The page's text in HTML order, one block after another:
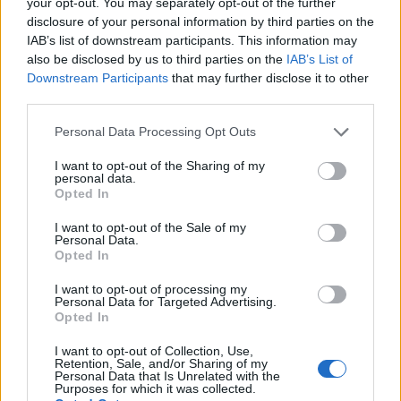
disclosure of your personal information by third parties on the
IAB’s list of downstream participants. This information may
also be disclosed by us to third parties on the IAB’s List of
Downstream Participants that may further disclose it to other
Personal Data Processing Opt Outs
I want to opt-out of the Sharing of my
personal data.
Opted In
I want to opt-out of the Sale of my
Personal Data.
Opted In
I want to opt-out of processing my
Personal Data for Targeted Advertising.
Opted In
I want to opt-out of Collection, Use,
Retention, Sale, and/or Sharing of my
Personal Data that Is Unrelated with the
Purposes for which it was collected.
Comentari:
Deseu el meu nom, el correu electrònic i el lloc web en
aquest navegador per a la propera vegada que comenti.